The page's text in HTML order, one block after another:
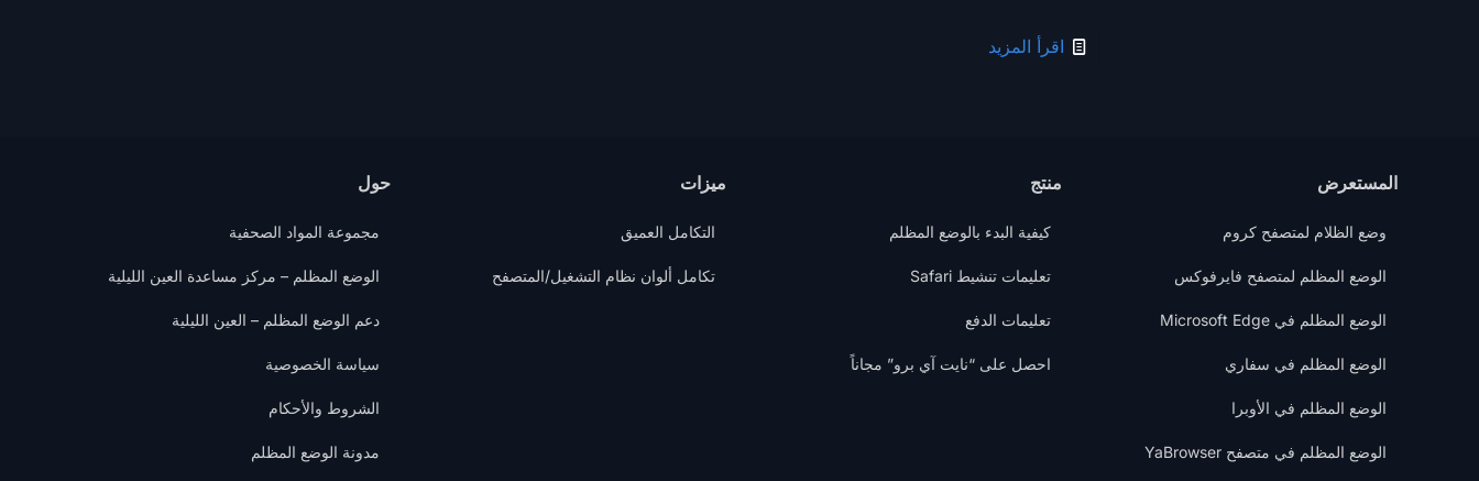
اقرأ المزيد
المستعرض
وضع الظلام لمتصفح كروم
الوضع المظلم لمتصفح فايرفوكس
الوضع المظلم في Microsoft Edge
الوضع المظلم في سفاري
الوضع المظلم في الأوبرا
الوضع المظلم في متصفح YaBrowser
منتج
كيفية البدء بالوضع المظلم
تعليمات تنشيط Safari
تعليمات الدفع
احصل على “نايت آي برو” مجاناً
ميزات
التكامل العميق
تكامل ألوان نظام التشغيل/المتصفح
حول
مجموعة المواد الصحفية
الوضع المظلم – مركز مساعدة العين الليلية
دعم الوضع المظلم – العين الليلية
سياسة الخصوصية
الشروط والأحكام
مدونة الوضع المظلم